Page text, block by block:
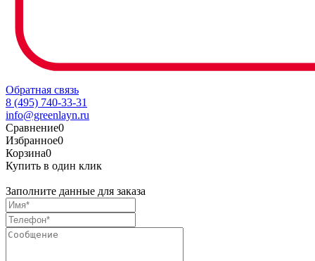
Обратная связь
8 (495) 740-33-31
info@greenlayn.ru
Сравнение0
Избранное0
Корзина0
Купить в один клик
Заполните данные для заказа